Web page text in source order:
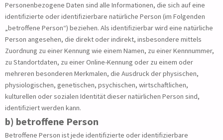
Personenbezogene Daten sind alle Informationen, die sich auf eine
identifizierte oder identifizierbare natürliche Person (im Folgenden
„betroffene Person“) beziehen. Als identifizierbar wird eine natürliche
Person angesehen, die direkt oder indirekt, insbesondere mittels
Zuordnung zu einer Kennung wie einem Namen, zu einer Kennnummer,
zu Standortdaten, zu einer Online-Kennung oder zu einem oder
mehreren besonderen Merkmalen, die Ausdruck der physischen,
physiologischen, genetischen, psychischen, wirtschaftlichen,
kulturellen oder sozialen Identität dieser natürlichen Person sind,
identifiziert werden kann.
b) betroffene Person
Betroffene Person ist jede identifizierte oder identifizierbare